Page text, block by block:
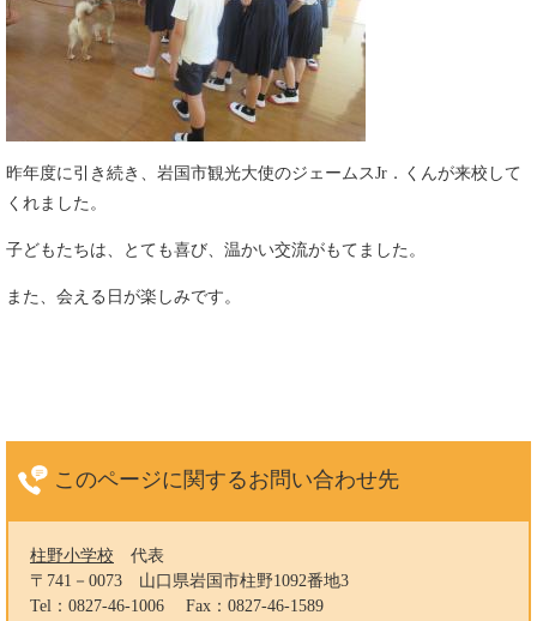
昨年度に引き続き、岩国市観光大使のジェームスJr．くんが来校して
くれました。
子どもたちは、とても喜び、温かい交流がもてました。
また、会える日が楽しみです。
このページに関するお問い合わせ先
柱野小学校
代表
〒741－0073
山口県岩国市柱野1092番地3
Tel：0827-46-1006
Fax：0827-46-1589